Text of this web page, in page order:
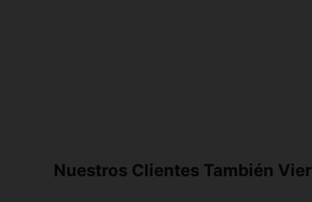
Nuestros Clientes También